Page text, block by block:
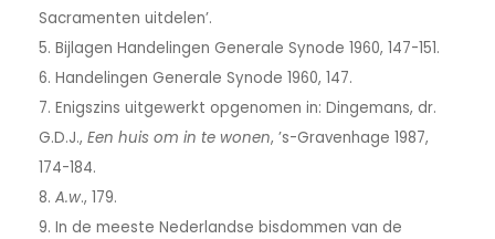
Sacramenten uitdelen’.
5. Bijlagen Handelingen Generale Synode 1960, 147-151.
6. Handelingen Generale Synode 1960, 147.
7. Enigszins uitgewerkt opgenomen in: Dingemans, dr.
G.D.J., Een huis om in te wonen, ’s-Gravenhage 1987,
174-184.
8. A.w., 179.
9. In de meeste Nederlandse bisdommen van de